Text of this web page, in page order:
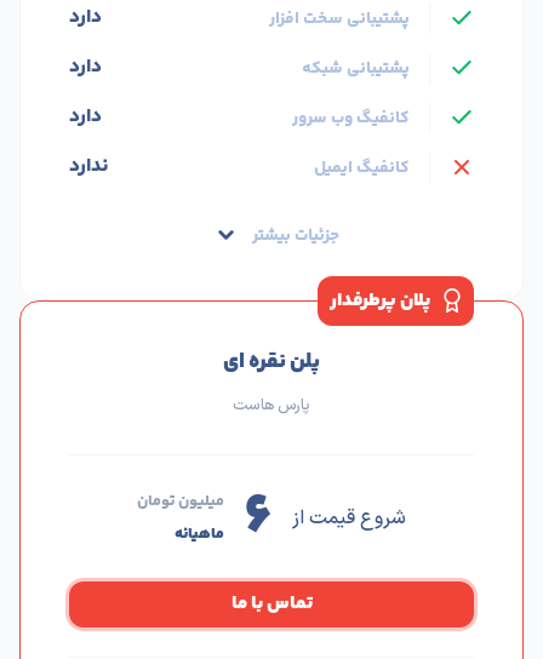
پشتیبانی سخت افزار دارد
پشتیبانی شبکه دارد
کانفیگ وب سرور دارد
کانفیگ ایمیل ندارد
جزئیات بیشتر
پلان پرطرفدار
پلن نقره ای
پارس هاست
شروع قیمت از ۶
میلیون تومان
ماهیانه
تماس با ما